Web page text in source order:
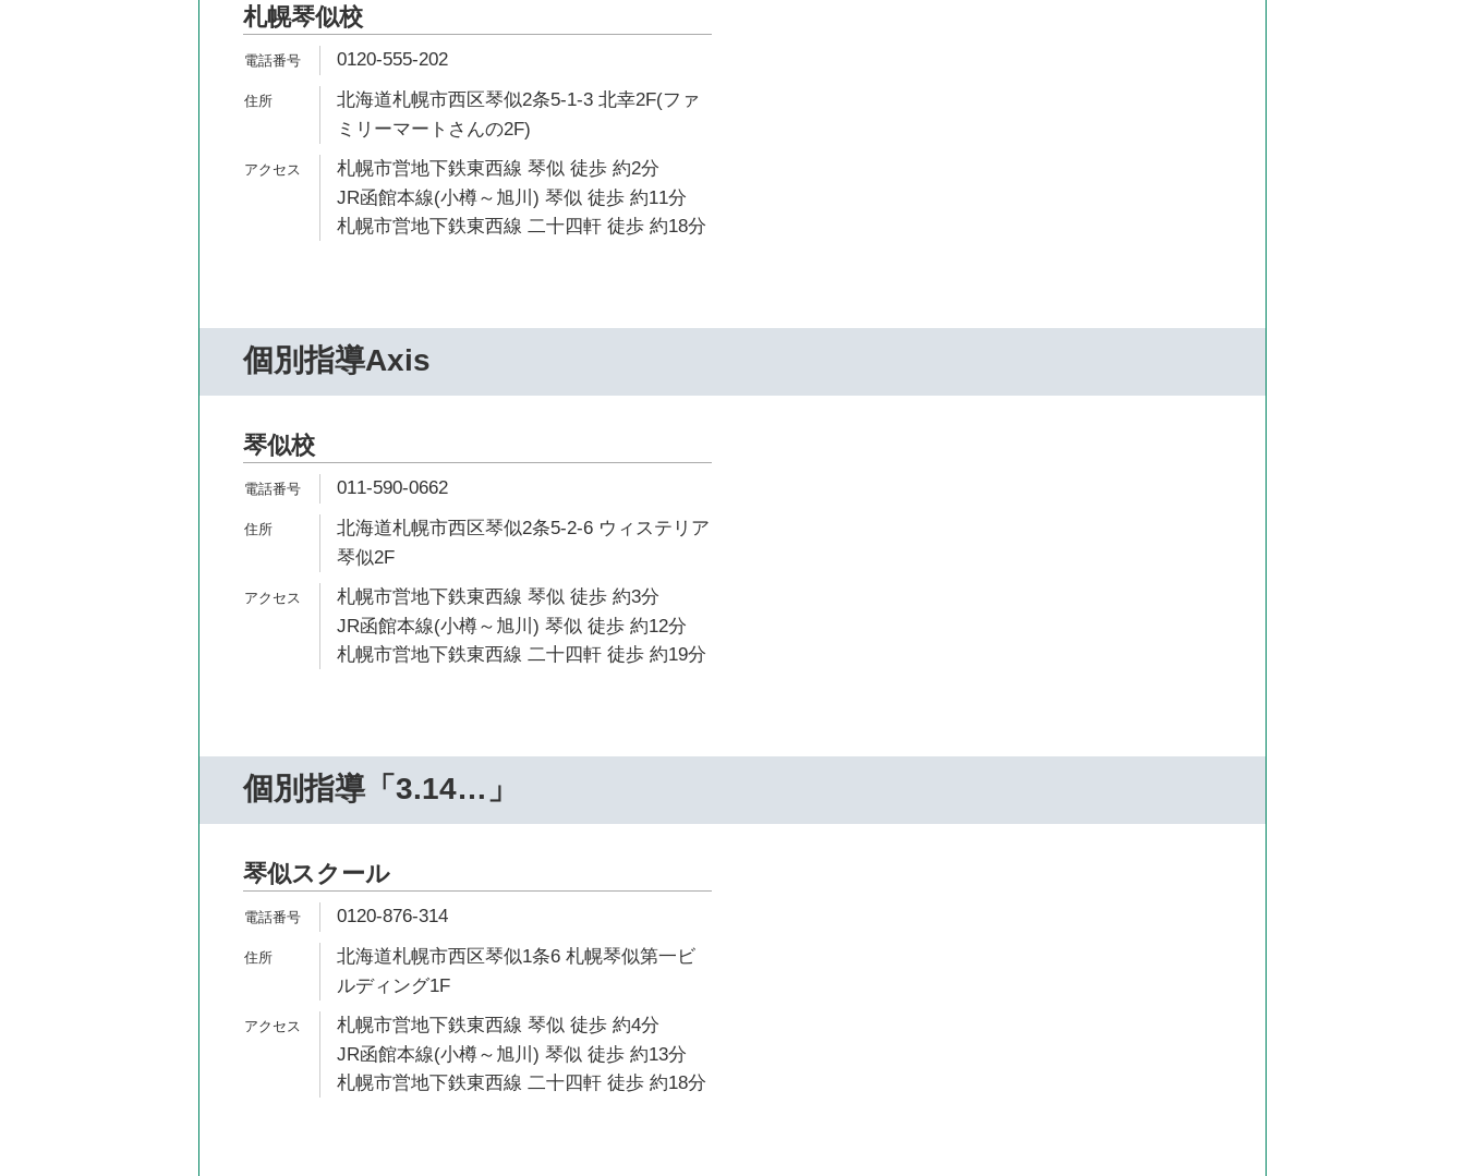
札幌琴似校
0120-555-202
北海道札幌市西区琴似2条5-1-3 北幸2F(ファ
ミリーマートさんの2F)
札幌市営地下鉄東西線 琴似 徒歩 約2分
JR函館本線(小樽～旭川) 琴似 徒歩 約11分
札幌市営地下鉄東西線 二十四軒 徒歩 約18分
個別指導Axis
琴似校
011-590-0662
北海道札幌市西区琴似2条5-2-6 ウィステリア
琴似2F
札幌市営地下鉄東西線 琴似 徒歩 約3分
JR函館本線(小樽～旭川) 琴似 徒歩 約12分
札幌市営地下鉄東西線 二十四軒 徒歩 約19分
個別指導「3.14…」
琴似スクール
0120-876-314
北海道札幌市西区琴似1条6 札幌琴似第一ビ
ルディング1F
札幌市営地下鉄東西線 琴似 徒歩 約4分
JR函館本線(小樽～旭川) 琴似 徒歩 約13分
札幌市営地下鉄東西線 二十四軒 徒歩 約18分